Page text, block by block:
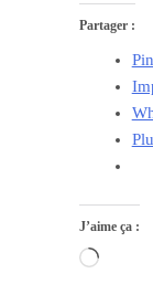
Partager :
J’aime ça :